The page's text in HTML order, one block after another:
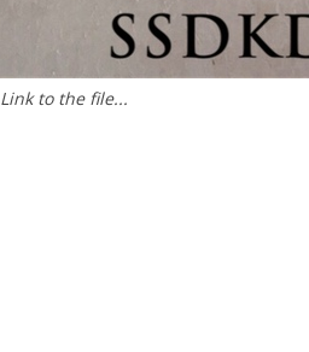
Link to the file...